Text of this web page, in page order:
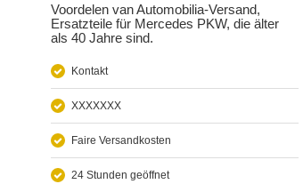
Voordelen van Automobilia-Versand,
Ersatzteile für Mercedes PKW, die älter
als 40 Jahre sind.
Kontakt
XXXXXXX
Faire Versandkosten
24 Stunden geöffnet